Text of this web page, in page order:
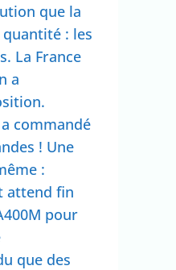
que la
quantité : les
La France
a
commandé
! Une
:
attend fin
pour
que des